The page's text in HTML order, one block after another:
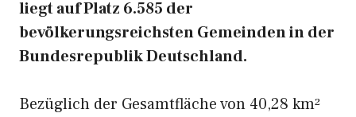
liegt auf Platz 6.585 der
bevölkerungsreichsten Gemeinden in der
Bundesrepublik Deutschland.
Bezüglich der Gesamtfläche von 40,28 km²